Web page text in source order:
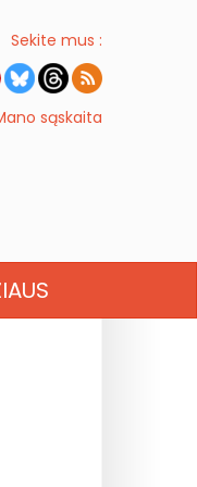
Sekite mus :
sąskaita